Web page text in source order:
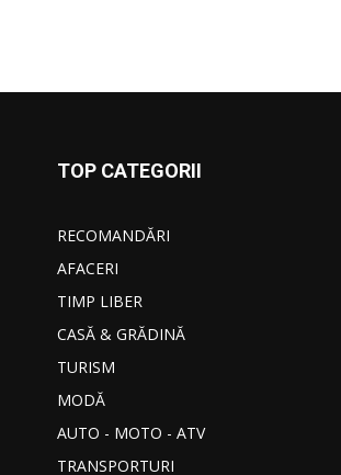
TOP CATEGORII
RECOMANDĂRI
AFACERI
TIMP LIBER
CASĂ & GRĂDINĂ
TURISM
MODĂ
AUTO - MOTO - ATV
TRANSPORTURI